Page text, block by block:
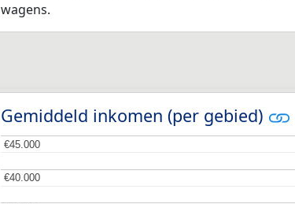
wagens.
Gemiddeld inkomen (per gebied)
€40.000
€40.000
€45.000
€45.000